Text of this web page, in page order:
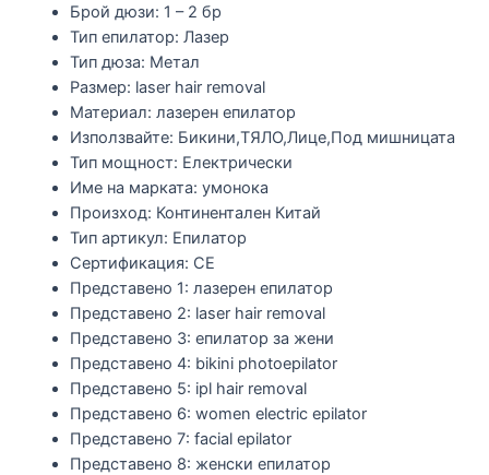
Брой дюзи: 1 – 2 бр
Тип епилатор: Лазер
Тип дюза: Метал
Размер: laser hair removal
Материал: лазерен епилатор
Използвайте: Бикини,ТЯЛО,Лице,Под мишницата
Тип мощност: Електрически
Име на марката: умонока
Произход: Континентален Китай
Тип артикул: Епилатор
Сертификация: CE
Представено 1: лазерен епилатор
Представено 2: laser hair removal
Представено 3: епилатор за жени
Представено 4: bikini photoepilator
Представено 5: ipl hair removal
Представено 6: women electric epilator
Представено 7: facial epilator
Представено 8: женски епилатор